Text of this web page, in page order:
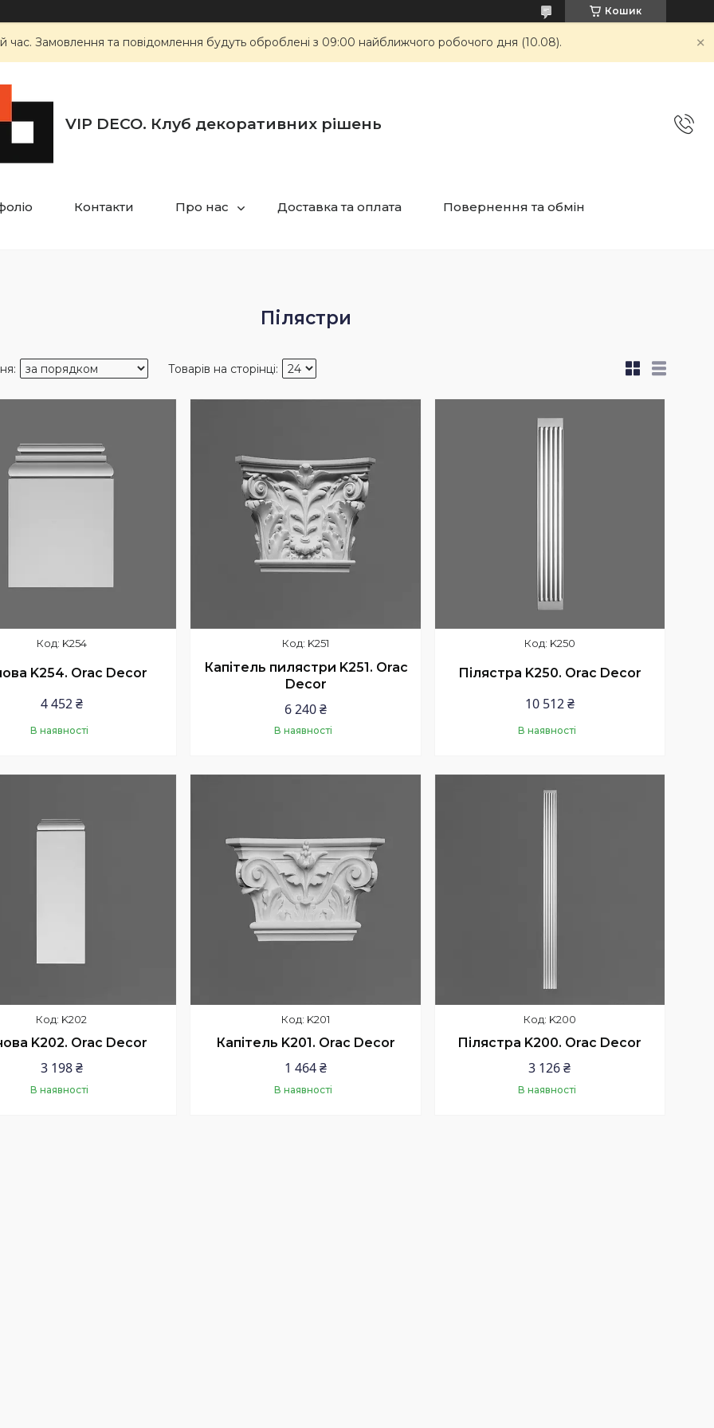
Кошик
час. Замовлення та повідомлення будуть оброблені з 09:00 найближчого робочого дня (10.08).
VIP DECO. Клуб декоративних рішень
Контакти Про нас Доставка та оплата Повернення та обмін
Пілястри
K254
K254. Orac Decor
4 452 ₴
В наявності
K251
Капітель пилястри K251. Orac
Decor
6 240 ₴
В наявності
K250
Пілястра K250. Orac Decor
10 512 ₴
В наявності
K202
K202. Orac Decor
3 198 ₴
В наявності
K201
Капітель K201. Orac Decor
1 464 ₴
В наявності
K200
Пілястра K200. Orac Decor
3 126 ₴
В наявності